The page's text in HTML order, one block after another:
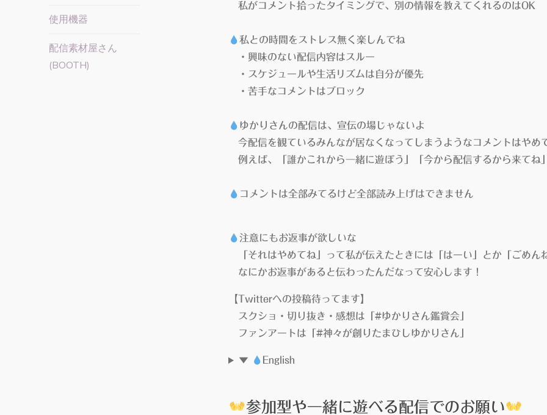
私がコメント拾ったタイミングで、別の情報を教えてくれるのはOK
私との時間をストレス無く楽しんでね
・興味のない配信内容はスルー
・スケジュールや生活リズムは自分が優先
・苦手なコメントはブロック
ゆかりさんの配信は、宣伝の場じゃないよ
今配信を観ているみんなが居なくなってしまうようなコメントはやめ
例えば、「誰かこれから一緒に遊ぼう」「今から配信するから来てね
コメントは全部みてるけど全部読み上げはできません
注意にもお返事が欲しいな
「それはやめてね」って私が伝えたときには「はーい」とか「ごめん
なにかお返事があると伝わったんだなって安心します！
【Twitterへの投稿待ってます】
スクショ・切り抜き・感想は「#ゆかりさん鑑賞会」
ファンアートは「#神々が創りたまひしゆかりさん」
▼ English
参加型や一緒に遊べる配信でのお願い
使用機器
配信素材屋さん
(BOOTH)